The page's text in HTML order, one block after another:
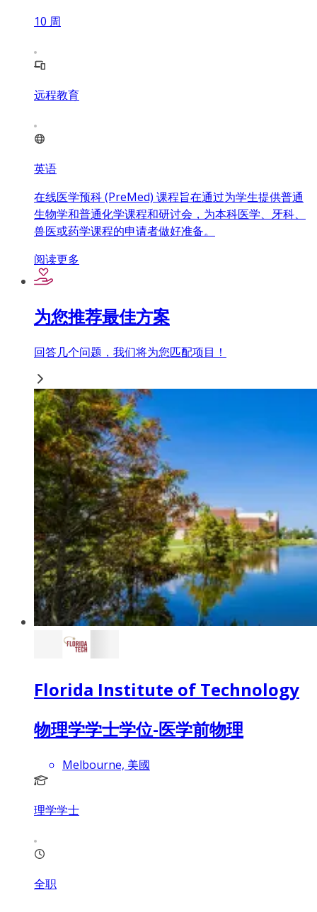
10 周
远程教育
英语
在线医学预科 (PreMed) 课程旨在通过为学生提供普通
生物学和普通化学课程和研讨会，为本科医学、牙科、
兽医或药学课程的申请者做好准备。
阅读更多
为您推荐最佳方案
回答几个问题，我们将为您匹配项目！
Florida Institute of Technology
物理学学士学位-医学前物理
Melbourne, 美國
理学学士
全职